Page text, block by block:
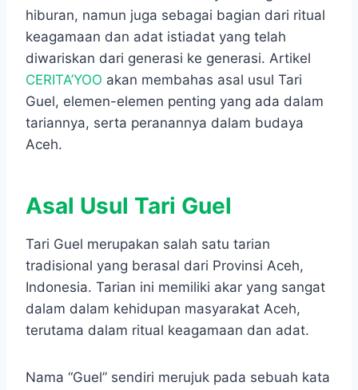
hiburan, namun juga sebagai bagian dari ritual
keagamaan dan adat istiadat yang telah
diwariskan dari generasi ke generasi. Artikel
CERITA’YOO akan membahas asal usul Tari
Guel, elemen-elemen penting yang ada dalam
tariannya, serta peranannya dalam budaya
Aceh.
Asal Usul Tari Guel
Tari Guel merupakan salah satu tarian
tradisional yang berasal dari Provinsi Aceh,
Indonesia. Tarian ini memiliki akar yang sangat
dalam dalam kehidupan masyarakat Aceh,
terutama dalam ritual keagamaan dan adat.
Nama “Guel” sendiri merujuk pada sebuah kata